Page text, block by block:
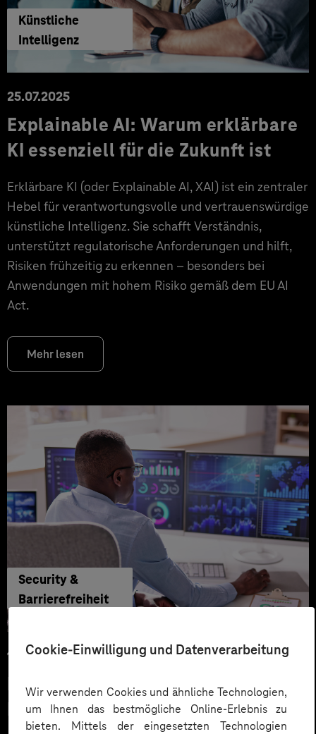
Cookie-Einwilligung und Datenverarbeitung
Wir verwenden Cookies und ähnliche Technologien,
um Ihnen das bestmögliche Online-Erlebnis zu
bieten. Mittels der eingesetzten Technologien
Künstliche
Intelligenz
25.07.2025
Explainable AI: Warum erklärbare
KI essenziell für die Zukunft ist
Erklärbare KI (oder Explainable AI, XAI) ist ein zentraler
Hebel für verantwortungsvolle und vertrauenswürdige
künstliche Intelligenz. Sie schafft Verständnis,
unterstützt regulatorische Anforderungen und hilft,
Risiken frühzeitig zu erkennen – besonders bei
Anwendungen mit hohem Risiko gemäß dem EU AI
Act.
Mehr lesen
Security &
Barrierefreiheit
15.07.2025
NIS2 Umsetzung: Technik, Tools &
Prozesse für mehr Cybersicherheit